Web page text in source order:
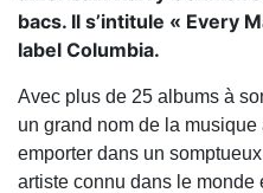
bacs. Il s’intitule « Every
label Columbia.
Avec plus de 25 albums à
un grand nom de la
emporter dans un
artiste connu dans le monde